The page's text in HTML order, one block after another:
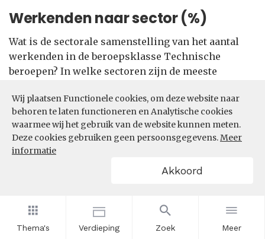
Thema's Verdieping Zoek Meer
Wij plaatsen Functionele cookies, om deze website naar
behoren te laten functioneren en Analytische cookies
waarmee wij het gebruik van de website kunnen meten.
Deze cookies gebruiken geen persoonsgegevens.Meer
informatie
Akkoord
Werkenden naar sector (%)
Wat is de sectorale samenstelling van het aantal
werkenden in de beroepsklasse Technische
beroepen? In welke sectoren zijn de meeste
beroepen actief?
Filters